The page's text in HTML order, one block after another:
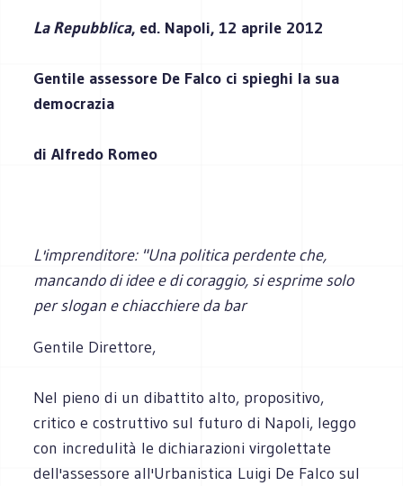
La Repubblica, ed. Napoli, 12 aprile 2012
Gentile assessore De Falco ci spieghi la sua
democrazia
di Alfredo Romeo
L'imprenditore: "Una politica perdente che,
mancando di idee e di coraggio, si esprime solo
per slogan e chiacchiere da bar
Gentile Direttore,
Nel pieno di un dibattito alto, propositivo,
critico e costruttivo sul futuro di Napoli, leggo
con incredulità le dichiarazioni virgolettate
dell'assessore all'Urbanistica Luigi De Falco sul